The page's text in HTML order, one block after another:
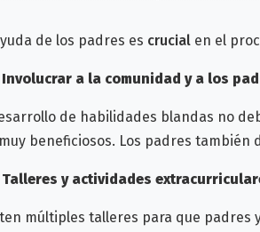
de los padres es crucial en el
Involucrar a la comunidad y a los
de habilidades blandas no
beneficiosos. Los padres
Talleres y actividades
múltiples talleres para que